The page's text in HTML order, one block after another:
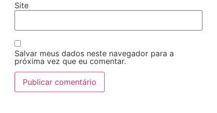
Site
Salvar meus dados neste navegador para a
próxima vez que eu comentar.